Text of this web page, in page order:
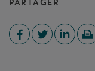
PARTAGER